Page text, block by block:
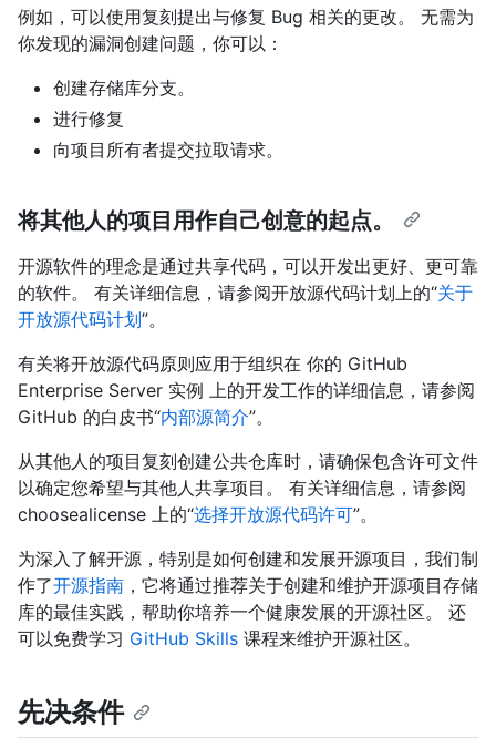
例如，可以使用复刻提出与修复 Bug 相关的更改。 无需为
你发现的漏洞创建问题，你可以：
创建存储库分支。
进行修复
向项目所有者提交拉取请求。
将其他人的项目用作自己创意的起点。
开源软件的理念是通过共享代码，可以开发出更好、更可靠
的软件。 有关详细信息，请参阅开放源代码计划上的“关于
开放源代码计划”。
有关将开放源代码原则应用于组织在 你的 GitHub
Enterprise Server 实例 上的开发工作的详细信息，请参阅
GitHub 的白皮书“内部源简介”。
从其他人的项目复刻创建公共仓库时，请确保包含许可文件
以确定您希望与其他人共享项目。 有关详细信息，请参阅
choosealicense 上的“选择开放源代码许可”。
为深入了解开源，特别是如何创建和发展开源项目，我们制
作了开源指南 ，它将通过推荐关于创建和维护开源项目存储
库的最佳实践，帮助你培养一个健康发展的开源社区。 还
可以免费学习 GitHub Skills 课程来维护开源社区。
先决条件